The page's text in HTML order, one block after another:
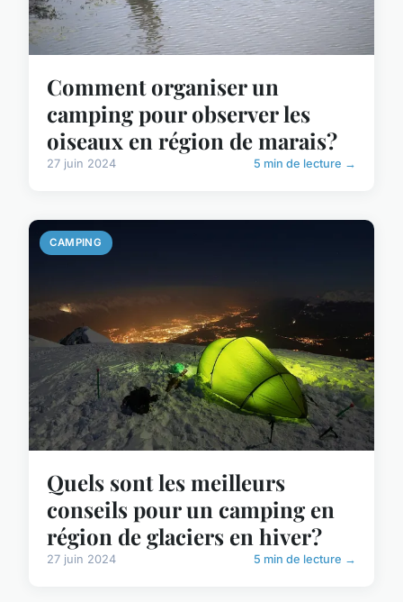
Comment organiser un
camping pour observer les
oiseaux en région de marais?
27 juin 2024 5 min de lecture →
CAMPING
Quels sont les meilleurs
conseils pour un camping en
région de glaciers en hiver?
27 juin 2024 5 min de lecture →